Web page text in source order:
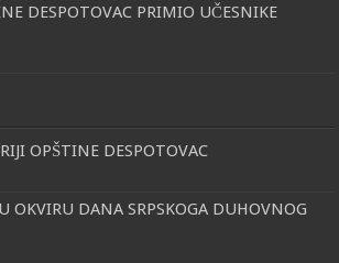
DESPOTOVAC PRIMIO UČESNIKE
OPŠTINE DESPOTOVAC
OKVIRU DANA SRPSKOGA DUHOVNOG